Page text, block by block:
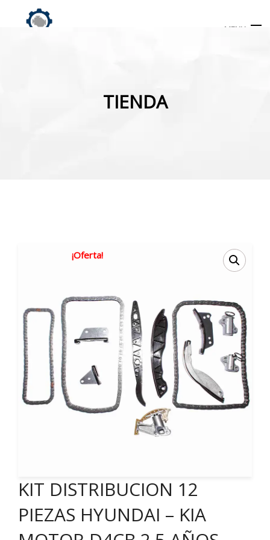
MENU
TIENDA
¡Oferta!
KIT DISTRIBUCION 12
PIEZAS HYUNDAI – KIA